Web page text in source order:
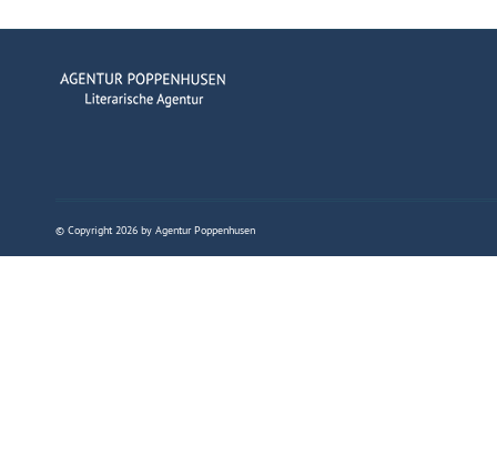
© Copyright 2026 by Agentur Poppenhusen